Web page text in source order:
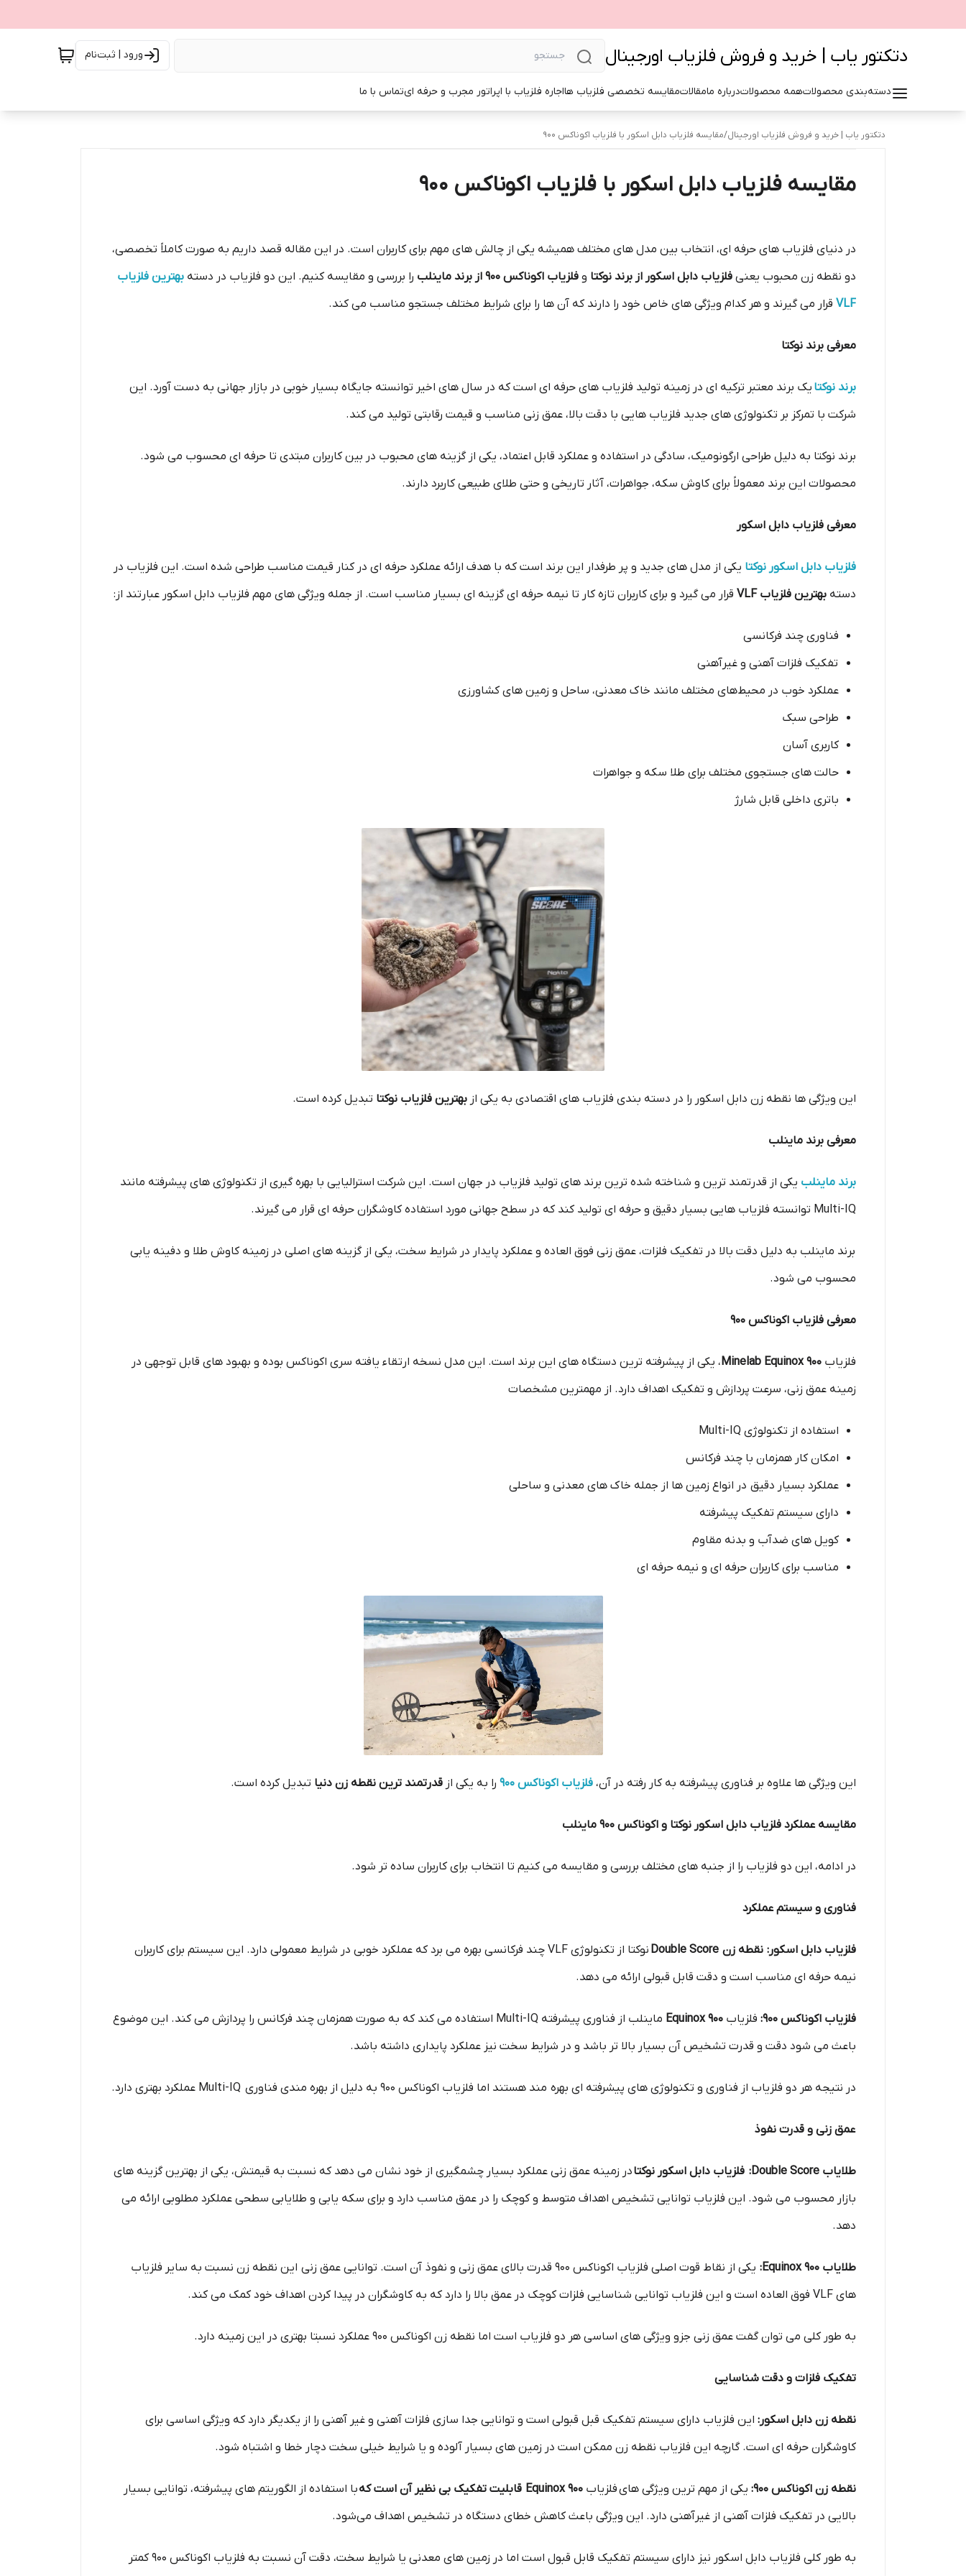
دتکتور یاب | خرید و فروش فلزیاب اورجینال ورود | ثبت‌نام
دسته‌بندی محصولاتهمه محصولاتدرباره مامقالاتمقایسه تخصصی فلزیاب هااجاره فلزیاب با اپراتور مجرب و حرفه ایتماس با ما
دتکتور یاب | خرید و فروش فلزیاب اورجینال/مقایسه فلزیاب دابل اسکور با فلزیاب اکوناکس 900
مقایسه فلزیاب دابل اسکور با فلزیاب اکوناکس 900
در دنیای فلزیاب‌ های حرفه‌ ای، انتخاب بین مدل‌ های مختلف همیشه یکی از چالش‌ های مهم برای کاربران است. در این مقاله قصد داریم به صورت کاملاً تخصصی،
دو نقطه زن محبوب یعنی فلزیاب دابل اسکور از برند نوکتا و فلزیاب اکوناکس 900 از برند ماینلب را بررسی و مقایسه کنیم. این دو فلزیاب در دسته بهترین فلزیاب
VLF قرار می‌ گیرند و هر کدام ویژگی‌ های خاص خود را دارند که آن‌ ها را برای شرایط مختلف جستجو مناسب می کند.
معرفی برند نوکتا
برند نوکتا یک برند معتبر ترکیه‌ ای در زمینه تولید فلزیاب‌ های حرفه‌ ای است که در سال‌ های اخیر توانسته جایگاه بسیار خوبی در بازار جهانی به دست آورد. این
شرکت با تمرکز بر تکنولوژی‌ های جدید فلزیاب هایی با دقت بالا، عمق‌ زنی مناسب و قیمت رقابتی تولید می‌ کند.
برند نوکتا به دلیل طراحی ارگونومیک، سادگی در استفاده و عملکرد قابل اعتماد، یکی از گزینه‌ های محبوب در بین کاربران مبتدی تا حرفه‌ ای محسوب می‌ شود.
محصولات این برند معمولاً برای کاوش سکه، جواهرات، آثار تاریخی و حتی طلای طبیعی کاربرد دارند.
معرفی فلزیاب دابل اسکور
فلزیاب دابل اسکور نوکتا یکی از مدل‌ های جدید و پر طرفدار این برند است که با هدف ارائه عملکرد حرفه‌ ای در کنار قیمت مناسب طراحی شده است. این فلزیاب در
دسته بهترین فلزیاب VLF قرار می‌ گیرد و برای کاربران تازه‌ کار تا نیمه‌ حرفه‌ ای گزینه‌ ای بسیار مناسب است. از جمله ویژگی های مهم فلزیاب دابل اسکور عبارتند از:
فناوری چند فرکانسی
تفکیک فلزات آهنی و غیرآهنی
عملکرد خوب در محیط‌های مختلف مانند خاک معدنی، ساحل و زمین‌ های کشاورزی
طراحی سبک
کاربری آسان
حالت های جستجوی مختلف برای طلا سکه و جواهرات
باتری داخلی قابل شارژ
این ویژگی ها نقطه زن دابل اسکور را در دسته بندی فلزیاب های اقتصادی به یکی از بهترین فلزیاب نوکتا تبدیل کرده است.
معرفی برند ماینلب
برند ماینلب یکی از قدرتمند ترین و شناخته‌ شده‌ ترین برند های تولید فلزیاب در جهان است. این شرکت استرالیایی با بهره‌ گیری از تکنولوژی‌ های پیشرفته مانند
Multi-IQ توانسته فلزیاب هایی بسیار دقیق و حرفه‌ ای تولید کند که در سطح جهانی مورد استفاده کاوشگران حرفه‌ ای قرار می‌ گیرند.
برند ماینلب به دلیل دقت بالا در تفکیک فلزات، عمق‌ زنی فوق‌ العاده و عملکرد پایدار در شرایط سخت، یکی از گزینه‌ های اصلی در زمینه کاوش طلا و دفینه‌ یابی
محسوب می‌ شود.
معرفی فلزیاب اکوناکس 900
فلزیاب Minelab Equinox 900، یکی از پیشرفته‌ ترین دستگاه‌ های این برند است. این مدل نسخه ارتقاء یافته سری اکوناکس بوده و بهبود های قابل توجهی در
زمینه عمق‌ زنی، سرعت پردازش و تفکیک اهداف دارد. از مهمترین مشخصات
استفاده از تکنولوژی Multi-IQ
امکان کار همزمان با چند فرکانس
عملکرد بسیار دقیق در انواع زمین‌ ها از جمله خاک‌ های معدنی و ساحلی
دارای سیستم تفکیک پیشرفته
کویل‌ های ضدآب و بدنه مقاوم
مناسب برای کاربران حرفه ای و نیمه حرفه ای
این ویژگی ها علاوه بر فناوری پیشرفته به کار رفته در آن، فلزیاب اکوناکس 900 را به یکی از قدرتمند ترین نقطه زن دنیا تبدیل کرده است.
مقایسه عملکرد فلزیاب دابل اسکور نوکتا و اکوناکس 900 ماینلب
در ادامه، این دو فلزیاب را از جنبه‌ های مختلف بررسی و مقایسه می‌ کنیم تا انتخاب برای کاربران ساده‌ تر شود.
فناوری و سیستم عملکرد
فلزیاب دابل اسکور: نقطه زن Double Score
نوکتا از تکنولوژی VLF چند فرکانسی بهره می‌ برد که عملکرد خوبی در شرایط معمولی دارد. این سیستم برای کاربران
نیمه‌ حرفه‌ ای مناسب است و دقت قابل قبولی ارائه می‌ دهد.
فلزیاب اکوناکس 900: فلزیاب Equinox 900
ماینلب از فناوری پیشرفته Multi-IQ استفاده می‌ کند که به صورت همزمان چند فرکانس را پردازش می‌ کند. این موضوع
باعث می‌ شود دقت و قدرت تشخیص آن بسیار بالا تر باشد و در شرایط سخت نیز عملکرد پایداری داشته باشد.
در نتیجه هر دو فلزیاب از فناوری و تکنولوژی های پیشرفته ای بهره مند هستند اما فلزیاب اکوناکس 900 به دلیل از بهره مندی فناوری Multi-IQ عملکرد بهتری دارد.
عمق‌ زنی و قدرت نفوذ
طلایاب Double Score: فلزیاب دابل اسکور نوکتادر زمینه عمق‌ زنی عملکرد بسیار چشمگیری از خود نشان می دهد که نسبت به قیمتش، یکی از بهترین گزینه‌ های
بازار محسوب می‌ شود. این فلزیاب توانایی تشخیص اهداف متوسط و کوچک را در عمق مناسب دارد و برای سکه‌ یابی و طلا‌یابی سطحی عملکرد مطلوبی ارائه می‌
دهد.
طلایاب Equinox 900:
یکی از نقاط قوت اصلی فلزیاب اکوناکس 900 قدرت بالای عمق‌ زنی و نفوذ آن است. توانایی عمق زنی این نقطه زن نسبت به سایر فلزیاب
های VLF فوق العاده است و این فلزیاب توانایی شناسایی فلزات کوچک در عمق بالا را دارد که به کاوشگران در پیدا کردن اهداف خود کمک می کند.
به طور کلی می توان گفت عمق زنی جزو ویژگی های اساسی هر دو فلزیاب است اما نقطه زن اکوناکس 900 عملکرد نسبتا بهتری در این زمینه دارد.
تفکیک فلزات و دقت شناسایی
نقطه زن دابل اسکور: این فلزیاب دارای سیستم تفکیک قبل قبولی است و توانایی جدا سازی فلزات آهنی و غیر آهنی را از یکدیگر دارد که ویژگی اساسی برای
کاوشگران حرفه ای است. گارچه این فلزیاب نقطه زن ممکن است در زمین های بسیار آلوده و یا شرایط خیلی سخت دچار خطا و اشتباه شود.
نقطه زن اکوناکس 900: یکی از مهم ترین ویژگی هایفلزیاب Equinox 900 قابلیت تفکیک بی نظیر آن است کهبا استفاده از الگوریتم‌ های پیشرفته، توانایی بسیار
بالایی در تفکیک فلزات آهنی از غیرآهنی دارد. این ویژگی باعث کاهش خطای دستگاه در تشخیص اهداف می‌شود.
به طور کلی فلزیاب دابل اسکور نیز دارای سیستم تفکیک قابل قبول است اما در زمین‌ های معدنی یا شرایط سخت، دقت آن نسبت به فلزیاب اکوناکس 900 کمتر